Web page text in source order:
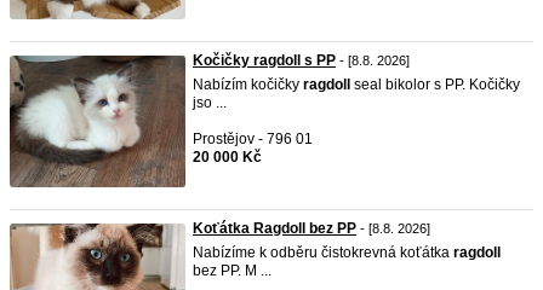
Kočičky ragdoll s PP - [8.8. 2026]
Nabízím kočičky ragdoll
seal bikolor s PP. Kočičky
jso ...
Prostějov - 796 01
20 000 Kč
Koťátka Ragdoll bez PP - [8.8. 2026]
Nabízíme k odběru čistokrevná koťátka ragdoll
bez PP. M ...